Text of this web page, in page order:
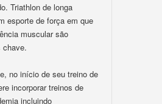
Triathlon de longa
esporte de força em que
muscular são
chave.
no início de seu treino de
incorporar treinos de
incluindo